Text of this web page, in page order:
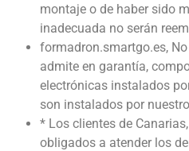
montaje o de haber sido
inadecuada no serán
formadron.smartgo.es,
admite en garantía,
electrónicas instalados
son instalados por
* Los clientes de
obligados a atender los